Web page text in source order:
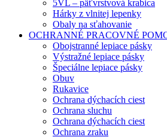
5VL – päťvrstvová krabica
Hárky z vlnitej lepenky
Obaly na sťahovanie
OCHRANNÉ PRACOVNÉ
Obojstranné lepiace pásky
Výstražné lepiace pásky
Špeciálne lepiace pásky
Obuv
Rukavice
Ochrana dýchacích ciest
Ochrana sluchu
Ochrana dýchacích ciest
Ochrana zraku